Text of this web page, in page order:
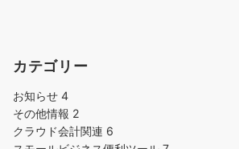
カテゴリー
お知らせ 4
その他情報 2
クラウド会計関連 6